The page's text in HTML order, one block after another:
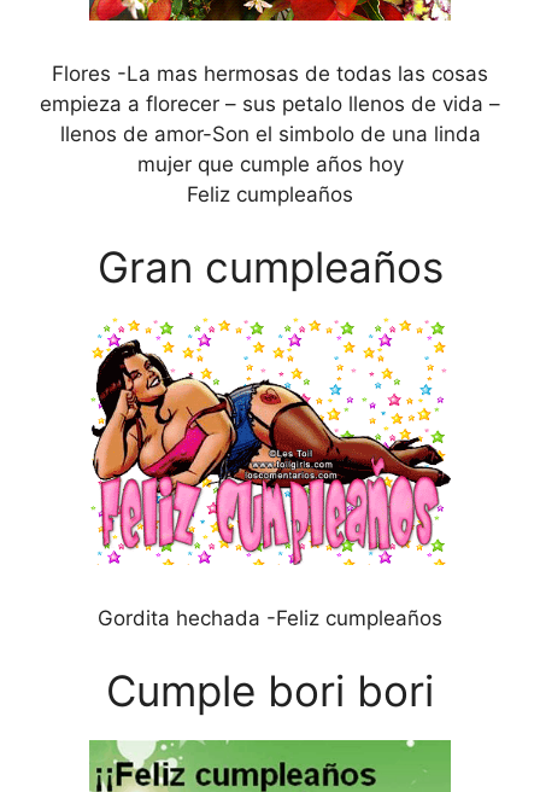
Flores -La mas hermosas de todas las cosas
empieza a florecer – sus petalo llenos de vida –
llenos de amor-Son el simbolo de una linda
mujer que cumple años hoy
Feliz cumpleaños
Gran cumpleaños
Gordita hechada -Feliz cumpleaños
Cumple bori bori